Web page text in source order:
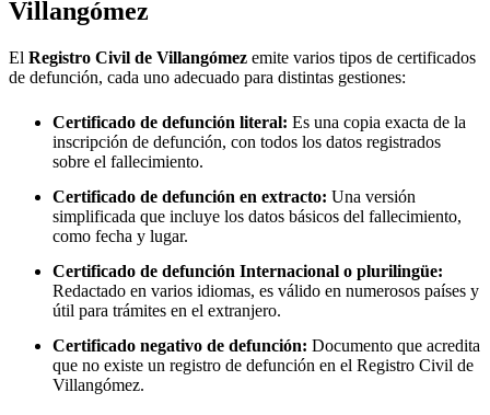
Villangómez
El Registro Civil de Villangómez emite varios tipos de certificados
de defunción, cada uno adecuado para distintas gestiones:
Certificado de defunción literal: Es una copia exacta de la
inscripción de defunción, con todos los datos registrados
sobre el fallecimiento.
Certificado de defunción en extracto: Una versión
simplificada que incluye los datos básicos del fallecimiento,
como fecha y lugar.
Certificado de defunción Internacional o plurilingüe:
Redactado en varios idiomas, es válido en numerosos países y
útil para trámites en el extranjero.
Certificado negativo de defunción: Documento que acredita
que no existe un registro de defunción en el Registro Civil de
Villangómez.